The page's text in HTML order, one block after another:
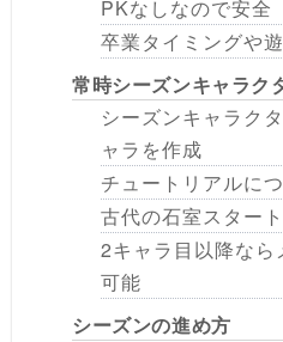
PKなしなので安全
卒業タイミングや
常時シーズンキャラク
シーズンキャラク
ャラを作成
チュートリアルに
古代の石室スター
2キャラ目以降な
可能
シーズンの進め方